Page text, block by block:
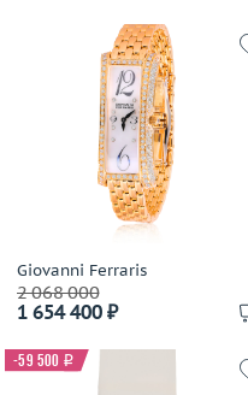
Giovanni Ferraris
2 068 000
1 654 400 ₽
-59 500 i